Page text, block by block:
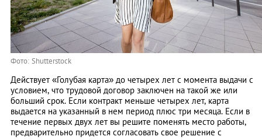
Фото: Shutterstock
Действует «Голубая карта» до четырех лет с момента выдачи с
условием, что трудовой договор заключен на такой же или
больший срок. Если контракт меньше четырех лет, карта
выдается на указанный в нем период плюс три месяца. Если в
течение первых двух лет вы решите поменять место работы,
предварительно придется согласовать свое решение с